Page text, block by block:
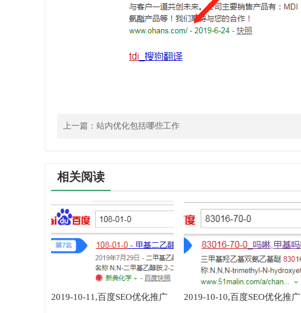
上一篇： 站内优化包括哪些工作
相关阅读
2019-10-11,百度SEO优化推广
2019-10-10,百度SEO优化推广